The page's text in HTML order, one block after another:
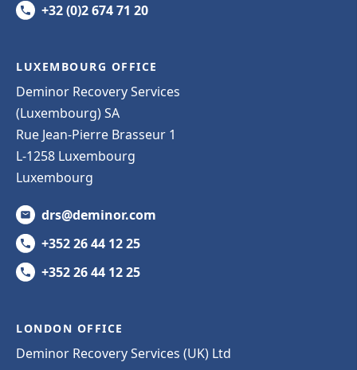
+32 (0)2 674 71 20
LUXEMBOURG OFFICE
Deminor Recovery Services
(Luxembourg) SA
Rue Jean-Pierre Brasseur 1
L-1258 Luxembourg
Luxembourg
drs@deminor.com
+352 26 44 12 25
+352 26 44 12 25
LONDON OFFICE
Deminor Recovery Services (UK) Ltd